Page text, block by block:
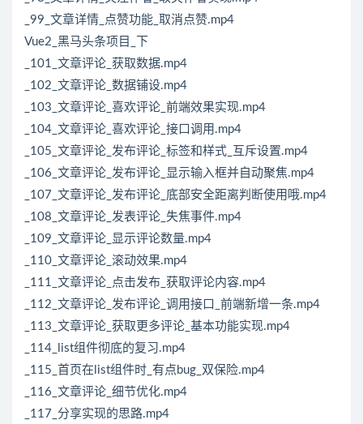
_99_文章详情_点赞功能_取消点赞.mp4
Vue2_黑马头条项目_下
_101_文章评论_获取数据.mp4
_102_文章评论_数据铺设.mp4
_103_文章评论_喜欢评论_前端效果实现.mp4
_104_文章评论_喜欢评论_接口调用.mp4
_105_文章评论_发布评论_标签和样式_互斥设置.mp4
_106_文章评论_发布评论_显示输入框并自动聚焦.mp4
_107_文章评论_发布评论_底部安全距离判断使用哦.mp4
_108_文章评论_发表评论_失焦事件.mp4
_109_文章评论_显示评论数量.mp4
_110_文章评论_滚动效果.mp4
_111_文章评论_点击发布_获取评论内容.mp4
_112_文章评论_发布评论_调用接口_前端新增一条.mp4
_113_文章评论_获取更多评论_基本功能实现.mp4
_114_list组件彻底的复习.mp4
_115_首页在list组件时_有点bug_双保险.mp4
_116_文章评论_细节优化.mp4
_117_分享实现的思路.mp4